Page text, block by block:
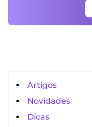
Artigos
Novidades
Dicas